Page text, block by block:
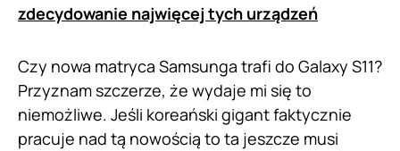
zdecydowanie najwięcej tych urządzeń
Czy nowa matryca Samsunga trafi do Galaxy S11?
Przyznam szczerze, że wydaje mi się to
niemożliwe. Jeśli koreański gigant faktycznie
pracuje nad tą nowością to ta jeszcze musi